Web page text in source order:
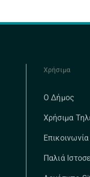
Χρήσιμα
Ο Δήμος
Χρήσιμα
Επικοινωνία
Παλιά